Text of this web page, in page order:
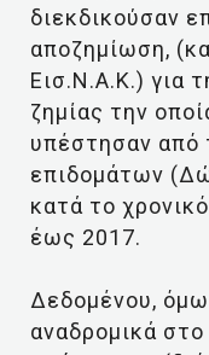
διεκδικούσαν
αποζημίωση,
Εισ.Ν.Α.Κ.) για
ζημίας την
υπέστησαν από
επιδομάτων
κατά το
έως 2017.
Δεδομένου,
αναδρομικά